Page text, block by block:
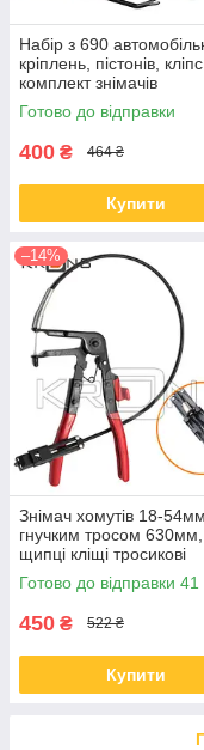
Набір з 690
кріплень, пістонів, кліпс,
комплект знімачів
Готово до відправки
400 ₴ 464 ₴
Купити
–14%
Знімач хомутів 18-
гнучким тросом 630мм,
щипці кліщі тросикові
Готово до відправки 41
450 ₴ 522 ₴
Купити